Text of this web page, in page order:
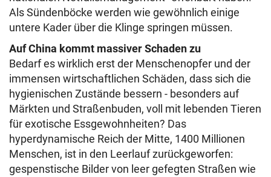
Als Sündenböcke werden wie gewöhnlich einige
untere Kader über die Klinge springen müssen.
Auf China kommt massiver Schaden zu
Bedarf es wirklich erst der Menschenopfer und der
immensen wirtschaftlichen Schäden, dass sich die
hygienischen Zustände bessern - besonders auf
Märkten und Straßenbuden, voll mit lebenden Tieren
für exotische Essgewohnheiten? Das
hyperdynamische Reich der Mitte, 1400 Millionen
Menschen, ist in den Leerlauf zurückgeworfen:
gespenstische Bilder von leer gefegten Straßen wie